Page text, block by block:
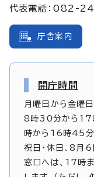
代表電話：082-
庁舎案内
開庁時間
月曜日から金曜日
8時30分から17
時から16時45分
祝日・休日、8
窓口へは、17時